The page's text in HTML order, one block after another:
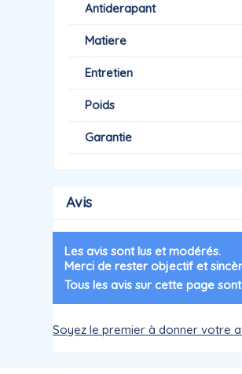
Antiderapant
Matiere
Entretien
Poids
Garantie
Avis
Les avis sont lus et modérés.
Merci de rester objectif et
Tous les avis sur cette page
Soyez le premier à donner votre